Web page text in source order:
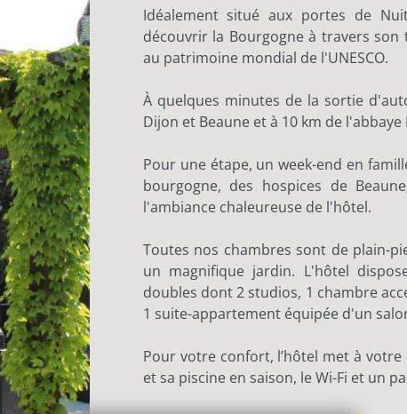
Idéalement situé aux portes de
découvrir la Bourgogne à travers
au patrimoine mondial de l'UNESCO.
À quelques minutes de la sortie
Dijon et Beaune et à 10 km de
Pour une étape, un week-end en
bourgogne, des hospices de
l'ambiance chaleureuse de l'hôtel.
Toutes nos chambres sont de plain-
un magnifique jardin. L'hôtel
doubles dont 2 studios, 1 chambre
1 suite-appartement équipée d'un
Pour votre confort, l’hôtel met à
et sa piscine en saison, le Wi-Fi et un